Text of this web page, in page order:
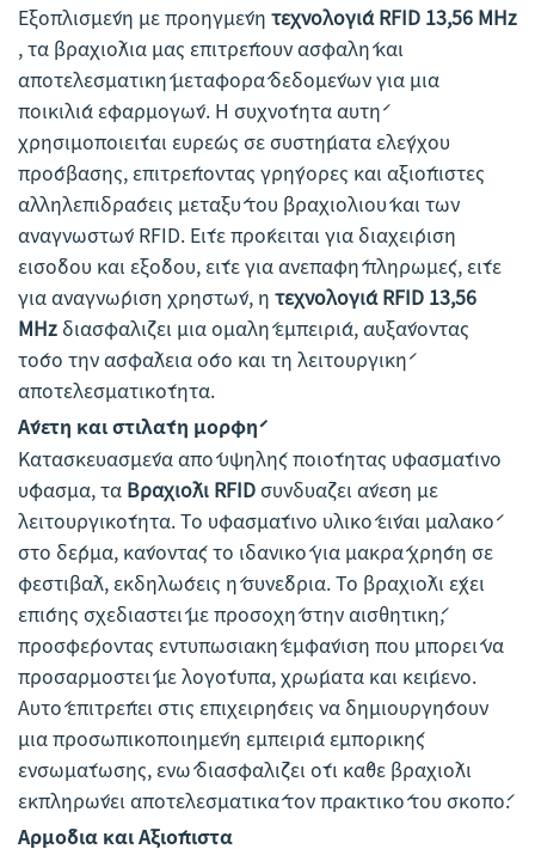
Εξοπλισμένη με προηγμένη τεχνολογία RFID 13,56 MHz
, τα βραχιόλια μας επιτρέπουν ασφαλή και
αποτελεσματική μεταφορά δεδομένων για μια
ποικιλία εφαρμογών. Η συχνότητα αυτή
χρησιμοποιείται ευρέως σε συστήματα ελέγχου
πρόσβασης, επιτρέποντας γρήγορες και αξιόπιστες
αλληλεπιδράσεις μεταξύ του βραχιολιού και των
αναγνωστών RFID. Είτε πρόκειται για διαχείριση
εισόδου και εξόδου, είτε για ανεπαφή πληρωμές, είτε
για αναγνώριση χρηστών, η τεχνολογία RFID 13,56
MHz διασφαλίζει μια ομαλή εμπειρία, αυξάνοντας
τόσο την ασφάλεια όσο και τη λειτουργική
αποτελεσματικότητα.
Άνετη και στιλάτη μορφή
Κατασκευασμένα από υψηλής ποιότητας υφασμάτινο
ύφασμα, τα Βραχιόλι RFIDσυνδυάζει άνεση με
λειτουργικότητα. Το υφασμάτινο υλικό είναι μαλακό
στο δέρμα, κάνοντάς το ιδανικό για μακρά χρήση σε
φεστιβάλ, εκδηλώσεις ή συνέδρια. Το βραχιόλι έχει
επίσης σχεδιαστεί με προσοχή στην αισθητική,
προσφέροντας εντυπωσιακή εμφάνιση που μπορεί να
προσαρμοστεί με λογότυπα, χρώματα και κείμενο.
Αυτό επιτρέπει στις επιχειρήσεις να δημιουργήσουν
μια προσωπικοποιημένη εμπειρία εμπορικής
ενσωμάτωσης, ενώ διασφαλίζει ότι κάθε βραχιόλι
εκπληρώνει αποτελεσματικά τον πρακτικό του σκοπό.
Αρμόδια και Αξιόπιστα